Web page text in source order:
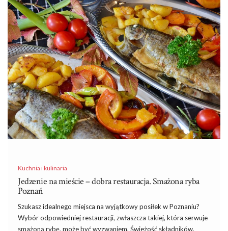
Kuchnia i kulinaria
Jedzenie na mieście – dobra restauracja. Smażona ryba
Poznań
Szukasz idealnego miejsca na wyjątkowy posiłek w Poznaniu?
Wybór odpowiedniej restauracji, zwłaszcza takiej, która serwuje
smażoną rybę, może być wyzwaniem. Świeżość składników,